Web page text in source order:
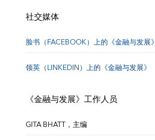
社交媒体
脸书（FACEBOOK）上的《金融与发展》
领英（LINKEDIN）上的《金融与发展》
《金融与发展》工作人员
GITA BHATT，主编